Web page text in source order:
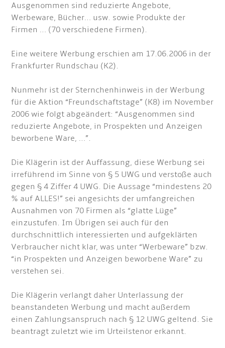
Ausgenommen sind reduzierte Angebote,
Werbeware, Bücher… usw. sowie Produkte der
Firmen … (70 verschiedene Firmen).
Eine weitere Werbung erschien am 17.06.2006 in der
Frankfurter Rundschau (K2).
Nunmehr ist der Sternchenhinweis in der Werbung
für die Aktion “Freundschaftstage” (K8) im November
2006 wie folgt abgeändert: “Ausgenommen sind
reduzierte Angebote, in Prospekten und Anzeigen
beworbene Ware, …”.
Die Klägerin ist der Auffassung, diese Werbung sei
irreführend im Sinne von § 5 UWG und verstoße auch
gegen § 4 Ziffer 4 UWG. Die Aussage “mindestens 20
% auf ALLES!” sei angesichts der umfangreichen
Ausnahmen von 70 Firmen als “glatte Lüge”
einzustufen. Im Übrigen sei auch für den
durchschnittlich interessierten und aufgeklärten
Verbraucher nicht klar, was unter “Werbeware” bzw.
“in Prospekten und Anzeigen beworbene Ware” zu
verstehen sei.
Die Klägerin verlangt daher Unterlassung der
beanstandeten Werbung und macht außerdem
einen Zahlungsanspruch nach § 12 UWG geltend. Sie
beantragt zuletzt wie im Urteilstenor erkannt.